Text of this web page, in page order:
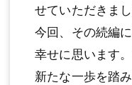
せていただきまし
今回、その続編
幸せに思います
新たな⼀歩を踏